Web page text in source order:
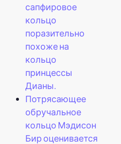
сапфировое
кольцо
поразительно
похоже на
кольцо
принцессы
Дианы.
Потрясающее
обручальное
кольцо Мэдисон
Бир оценивается